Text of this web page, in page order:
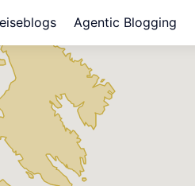
Agentic Blogging